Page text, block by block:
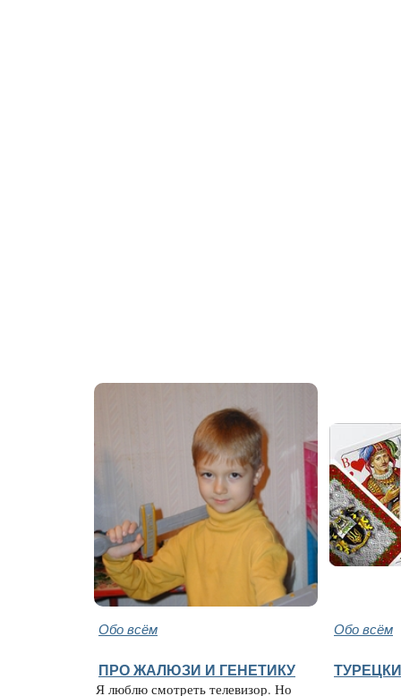
Обо всём Обо всём
ПРО ЖАЛЮЗИ И ГЕНЕТИКУ
Я люблю смотреть телевизор. Но